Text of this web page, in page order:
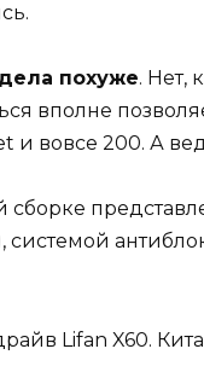
похуже. Нет,
вполне
и вовсе 200. А
сборке
системой